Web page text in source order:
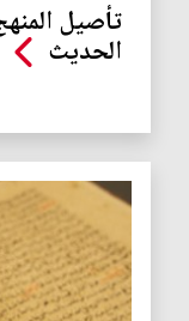
تأصيل
الحديث